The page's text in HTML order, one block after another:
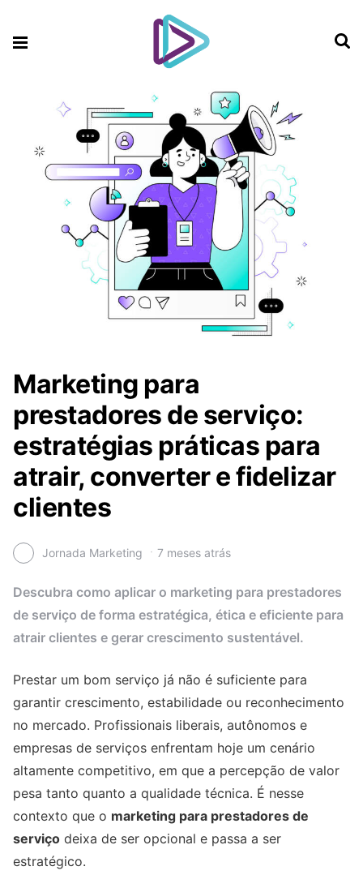
Marketing para
prestadores de serviço:
estratégias práticas para
atrair, converter e fidelizar
clientes
Jornada Marketing 7 meses atrás
Descubra como aplicar o marketing para prestadores
de serviço de forma estratégica, ética e eficiente para
atrair clientes e gerar crescimento sustentável.
Prestar um bom serviço já não é suficiente para
garantir crescimento, estabilidade ou reconhecimento
no mercado. Profissionais liberais, autônomos e
empresas de serviços enfrentam hoje um cenário
altamente competitivo, em que a percepção de valor
pesa tanto quanto a qualidade técnica. É nesse
contexto que o marketing para prestadores de
serviço deixa de ser opcional e passa a ser
estratégico.